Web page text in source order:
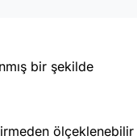
bir şekilde